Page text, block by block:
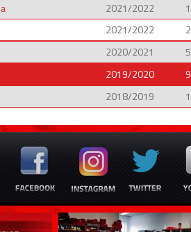
2021/2022
1
2021/2022
2
2020/2021
5
2019/2020
9
2018/2019